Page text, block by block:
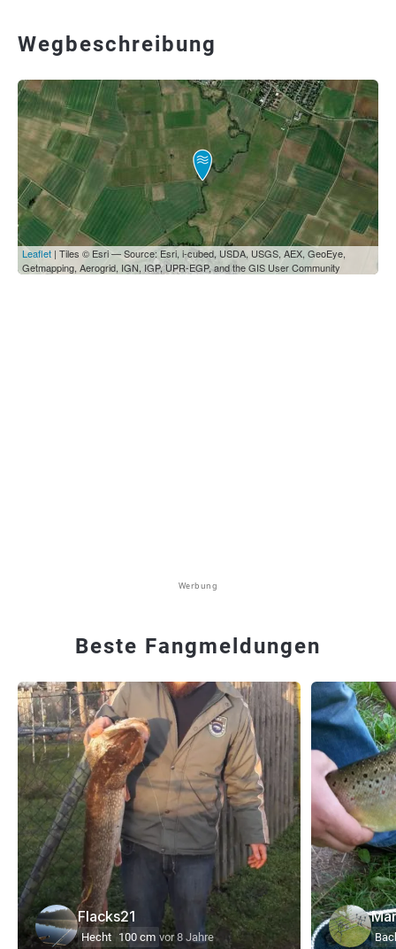
Wegbeschreibung
Leaflet | Tiles © Esri — Source: Esri, i-cubed, USDA, USGS, AEX, GeoEye,
Getmapping, Aerogrid, IGN, IGP, UPR-EGP, and the GIS User Community
Werbung
Beste Fangmeldungen
Flacks21
Hecht 100 cm vor 8 Jahre